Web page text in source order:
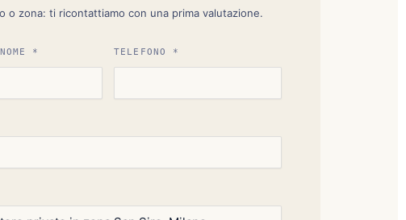
o zona: ti ricontattiamo con una prima valutazione.
* TELEFONO *